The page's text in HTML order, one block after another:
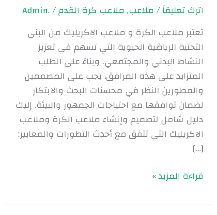
اترك تعليقاً/ملاعب, ملاعب كرة القدم/
.Admin
تعتبر ملاعب الكرة و ملاعب الاكريليك من البنى
التحتية الرياضية الحيوية التي تسهم في تعزيز
النشاط البدني والمجتمعي. وبناءً على الطلب
المتزايد على هذه المرافق، يجب على المصممين
والمطورين النظر في محسنات البحث والابتكار
لضمان توافقها مع احتياجات الجمهور والبيئة. إليك
دليل شامل لتصميم وإنشاء ملاعب الكرة وملاعب
الاكريليك التي تتفق مع أحدث التطورات والمعايير:
[…]
قراءة المزيد »